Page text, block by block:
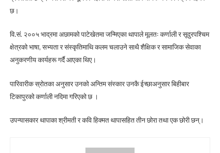
छ।
वि.सं. २००५ भाद्रमा अछामको पाटेखेतमा जन्मिएका थापाले मूलतः कर्णाली र सूदुरपश्चिम
क्षेत्रको भाषा, सभ्यता र संस्कृतिमाथि कलम चलाउने साथै शैक्षिक र सामाजिक सेवाका
अनुकरणीय कार्यहरू गर्दै आएका थिए।
पारिवारीक स्रोतका अनुसार उनको अन्तिम संस्कार उनकै ईच्छाअनुसार बिहीबार
टिकापुरको कर्णाली नदिमा गरिएको छ ।
उपन्यासकार थापाका श्रीमती र कवि हिक्मत थापासहित तीन छोरा तथा एक छोरी छन्।